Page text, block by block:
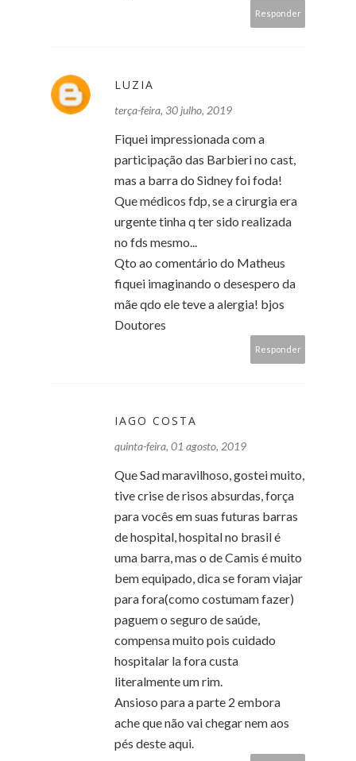
Responder
LUZIA
terça-feira, 30 julho, 2019
Fiquei impressionada com a
participação das Barbieri no cast,
mas a barra do Sidney foi foda!
Que médicos fdp, se a cirurgia era
urgente tinha q ter sido realizada
no fds mesmo...
Qto ao comentário do Matheus
fiquei imaginando o desespero da
mãe qdo ele teve a alergia! bjos
Doutores
Responder
IAGO COSTA
quinta-feira, 01 agosto, 2019
Que Sad maravilhoso, gostei muito,
tive crise de risos absurdas, força
para vocês em suas futuras barras
de hospital, hospital no brasil é
uma barra, mas o de Camis é muito
bem equipado, dica se foram viajar
para fora(como costumam fazer)
paguem o seguro de saúde,
compensa muito pois cuidado
hospitalar la fora custa
literalmente um rim.
Ansioso para a parte 2 embora
ache que não vai chegar nem aos
pés deste aqui.